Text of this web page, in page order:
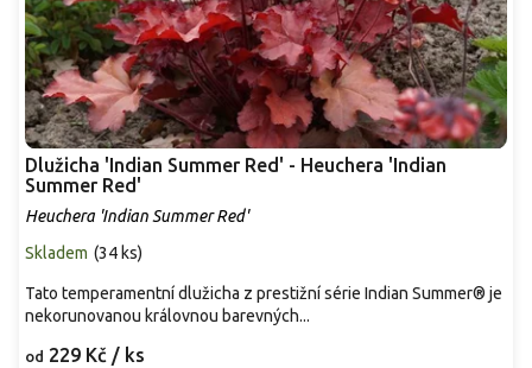
Dlužicha 'Indian Summer Red' - Heuchera 'Indian
Summer Red'
Heuchera 'Indian Summer Red'
Skladem (34 ks)
od 229 Kč / ks
Tato temperamentní dlužicha z prestižní série Indian Summer® je
nekorunovanou královnou barevných...